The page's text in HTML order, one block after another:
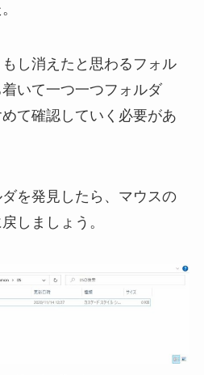
し消えたと思わるフォル
いて一つ一つフォルダ
て確認していく必要があ
を発見したら、マウスの
しましょう。